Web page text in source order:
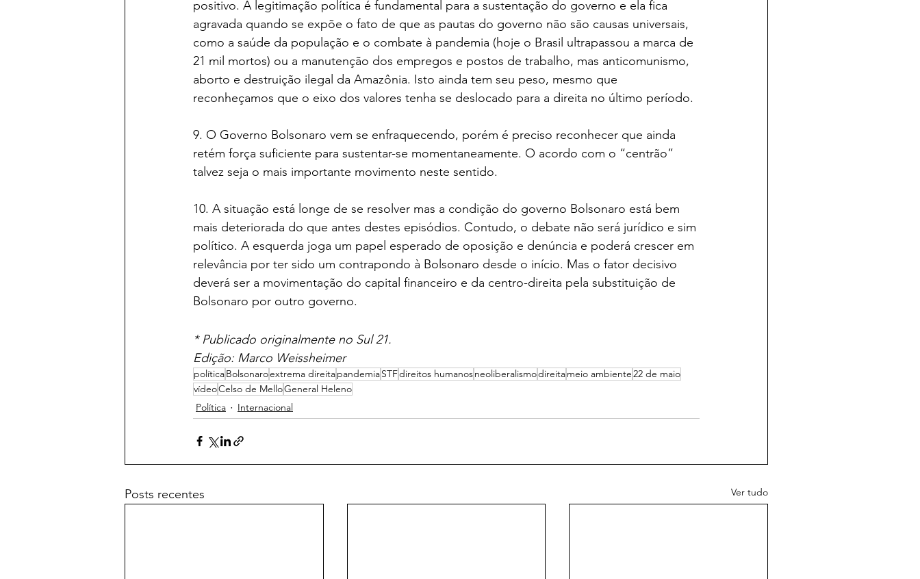
positivo. A legitimação política é fundamental para a sustentação do governo e ela fica
agravada quando se expõe o fato de que as pautas do governo não são causas universais,
como a saúde da população e o combate à pandemia (hoje o Brasil ultrapassou a marca de
21 mil mortos) ou a manutenção dos empregos e postos de trabalho, mas anticomunismo,
aborto e destruição ilegal da Amazônia. Isto ainda tem seu peso, mesmo que
reconheçamos que o eixo dos valores tenha se deslocado para a direita no último período.
9. O Governo Bolsonaro vem se enfraquecendo, porém é preciso reconhecer que ainda
retém força suficiente para sustentar-se momentaneamente. O acordo com o “centrão”
talvez seja o mais importante movimento neste sentido.
10. A situação está longe de se resolver mas a condição do governo Bolsonaro está bem
mais deteriorada do que antes destes episódios. Contudo, o debate não será jurídico e sim
político. A esquerda joga um papel esperado de oposição e denúncia e poderá crescer em
relevância por ter sido um contrapondo à Bolsonaro desde o início. Mas o fator decisivo
deverá ser a movimentação do capital financeiro e da centro-direita pela substituição de
Bolsonaro por outro governo.
* Publicado originalmente no Sul 21.
Edição: Marco Weissheimer
políticaBolsonaroextrema direitapandemiaSTFdireitos humanosneoliberalismodireitameio ambiente22 de maio
vídeoCelso de MelloGeneral Heleno
Política
Internacional
Posts recentes Ver tudo